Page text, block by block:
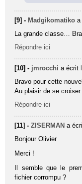
[9] - Madgikomatiko a
La grande classe…
Répondre ici
[10] - jmrocchi a écrit
Bravo pour cette
Au plaisir de se
Répondre ici
[11] -ZISERMAN a
Bonjour Olivier
Merci !
Il semble que le
fichier corrompu ?